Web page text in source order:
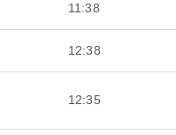
11:38
12:38
12:35